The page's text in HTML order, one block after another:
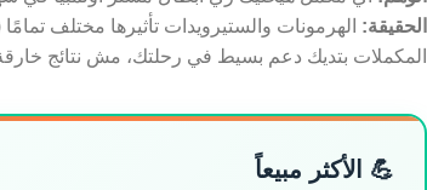
الحقيقة: الهرمونات والستيرويدات تأثيرها مختلف
المكملات بتديك دعم بسيط في رحلتك، مش نتائج
💪 الأكثر مبيعاً